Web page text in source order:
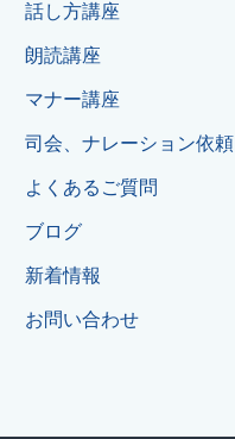
話し方講座
朗読講座
マナー講座
司会、ナレーション依頼
よくあるご質問
ブログ
新着情報
お問い合わせ